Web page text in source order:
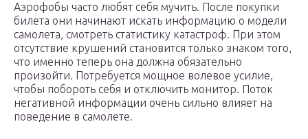
Аэрофобы часто любят себя мучить. После покупки
билета они начинают искать информацию о модели
самолета, смотреть статистику катастроф. При этом
отсутствие крушений становится только знаком того,
что именно теперь она должна обязательно
произойти. Потребуется мощное волевое усилие,
чтобы побороть себя и отключить монитор. Поток
негативной информации очень сильно влияет на
поведение в самолете.